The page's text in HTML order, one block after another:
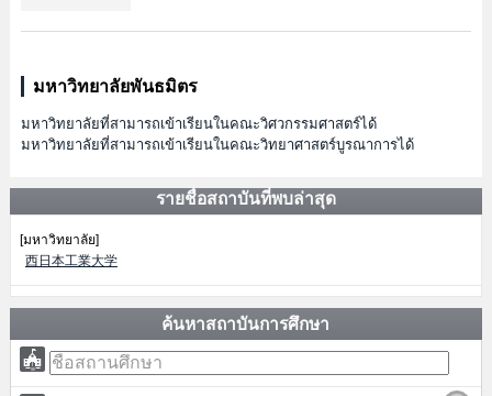
มหาวิทยาลัยพันธมิตร
มหาวิทยาลัยที่สามารถเข้าเรียนในคณะวิศวกรรมศาสตร์ได้
มหาวิทยาลัยที่สามารถเข้าเรียนในคณะวิทยาศาสตร์บูรณาการได้
รายชื่อสถาบันที่พบล่าสุด
[มหาวิทยาลัย]
西日本工業大学
ค้นหาสถาบันการศึกษา